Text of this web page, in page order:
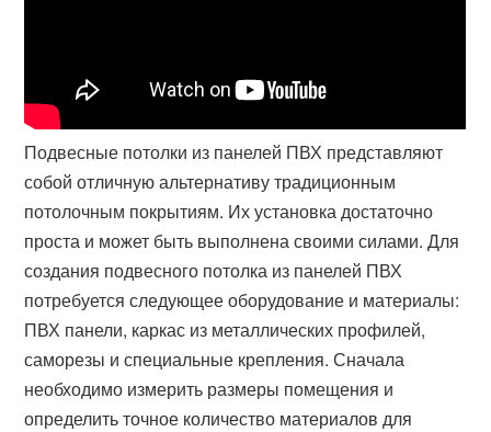
Подвесные потолки из панелей ПВХ представляют
собой отличную альтернативу традиционным
потолочным покрытиям. Их установка достаточно
проста и может быть выполнена своими силами. Для
создания подвесного потолка из панелей ПВХ
потребуется следующее оборудование и материалы:
ПВХ панели, каркас из металлических профилей,
саморезы и специальные крепления. Сначала
необходимо измерить размеры помещения и
определить точное количество материалов для